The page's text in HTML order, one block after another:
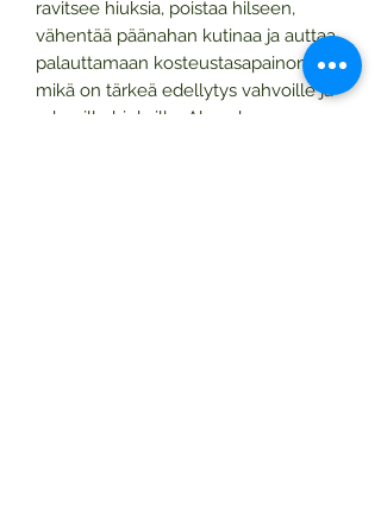
ravitsee hiuksia, poistaa hilseen,
vähentää päänahan kutinaa ja auttaa
palauttamaan kosteustasapainon,
mikä on tärkeä edellytys vahvoille ja
reheville hiuksille. Aloe shampoo on